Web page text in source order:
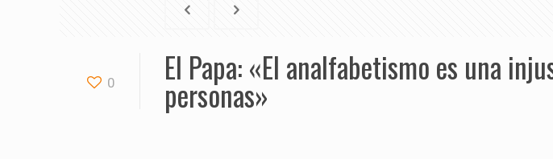
0 El Papa: «El analfabetismo es una
personas»